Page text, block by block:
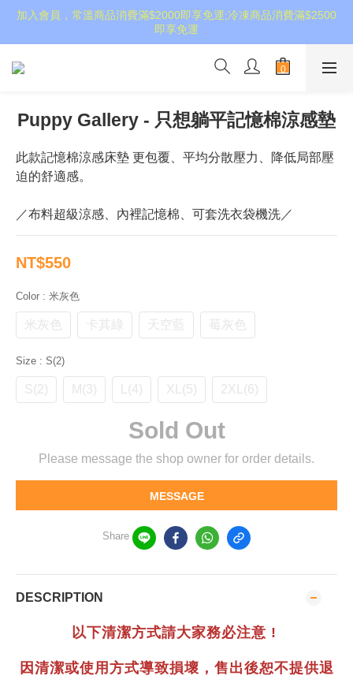
加入會員，常溫商品消費滿$2000即享免運;冷凍商品消費滿$2500
即享免運
Puppy Gallery - 只想躺平記憶棉涼感墊
此款記憶棉涼感床墊 更包覆、平均分散壓力、降低局部壓
迫的舒適感。
／布料超級涼感、內裡記憶棉、可套洗衣袋機洗／
NT$550
Color : 米灰色
米灰色 卡其綠 天空藍 莓灰色
Size : S(2)
S(2) M(3) L(4) XL(5) 2XL(6)
Sold Out
Please message the shop owner for order details.
MESSAGE
Share
DESCRIPTION
以下清潔方式請大家務必注意 !
因清潔或使用方式導致損壞，售出後恕不提供退